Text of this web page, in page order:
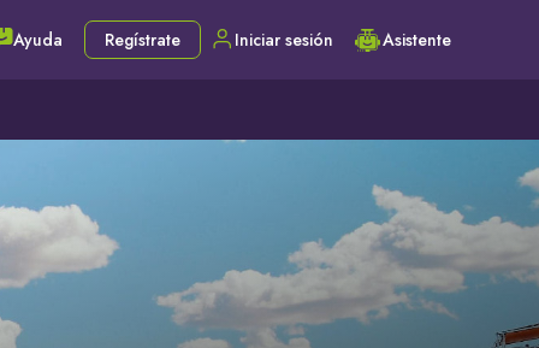
Ayuda Regístrate Iniciar sesión Asistente